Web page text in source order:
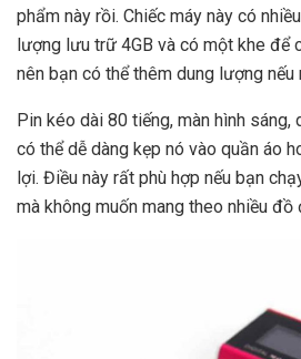
phẩm này rồi. Chiếc máy này có
lượng lưu trữ 4GB và có một khe để
nên bạn có thể thêm dung lượng nếu
Pin kéo dài 80 tiếng, màn hình sáng,
có thể dễ dàng kẹp nó vào quần áo
lợi. Điều này rất phù hợp nếu bạn
mà không muốn mang theo nhiều đồ